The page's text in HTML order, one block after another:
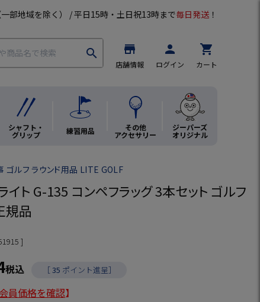
一部地域を除く） / 平日15時・土日祝13時まで毎日発送 ！
search store
店舗情報
person
ログイン
shopping_cart
カート
シャフト・
グリップ 練習用品 その他
アクセサリー
ジーパーズ
オリジナル
ゴルフ ラウンド用品 LITE GOLF
イト G-135 コンペフラッグ 3本セット ゴルフ
規品
税込 ［35 ポイント進呈］
員価格を確認】